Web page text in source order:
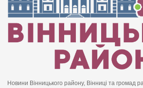
Новини Вінницького району, Вінниці та громад